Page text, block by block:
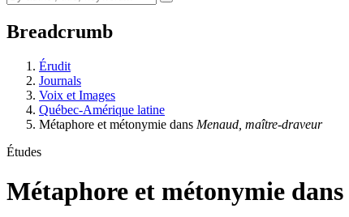
Breadcrumb
Érudit
Journals
Voix et Images
Québec-Amérique latine
Métaphore et métonymie dans Menaud, maître-draveur
Études
Métaphore et métonymie dans